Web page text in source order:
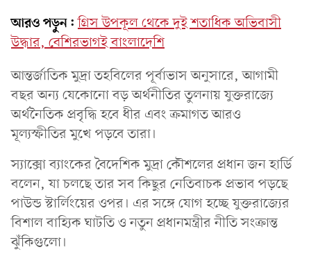
আরও পড়ুন: গ্রিস উপকূল থেকে দুই শতাধিক অভিবাসী
উদ্ধার, বেশিরভাগই বাংলাদেশি
আন্তর্জাতিক মুদ্রা তহবিলের পূর্বাভাস অনুসারে, আগামী
বছর অন্য যেকোনো বড় অর্থনীতির তুলনায় যুক্তরাজ্যে
অর্থনৈতিক প্রবৃদ্ধি হবে ধীর এবং ক্রমাগত আরও
মূল্যস্ফীতির মুখে পড়বে তারা।
স্যাক্সো ব্যাংকের বৈদেশিক মুদ্রা কৌশলের প্রধান জন হার্ডি
বলেন, যা চলছে তার সব কিছুর নেতিবাচক প্রভাব পড়ছে
পাউন্ড স্টার্লিংয়ের ওপর। এর সঙ্গে যোগ হচ্ছে যুক্তরাজ্যের
বিশাল বাহ্যিক ঘাটতি ও নতুন প্রধানমন্ত্রীর নীতি সংক্রান্ত
ঝুঁকিগুলো।